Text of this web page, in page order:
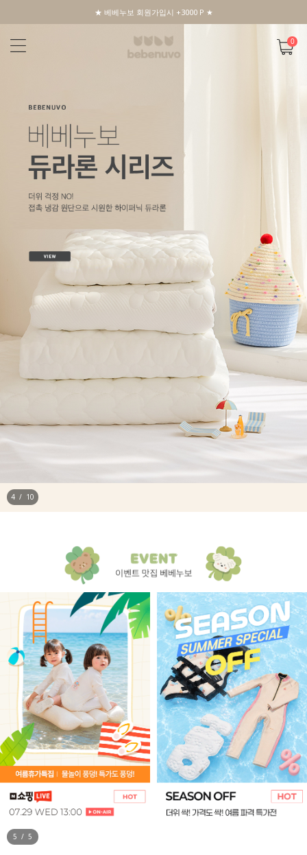
★ 베베누보 회원가입시 +3000 P ★
0
5 / 10
1 / 5